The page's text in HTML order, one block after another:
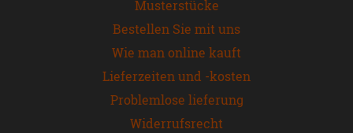
Musterstücke
Bestellen Sie mit uns
Wie man online kauft
Lieferzeiten und -kosten
Problemlose lieferung
Widerrufsrecht